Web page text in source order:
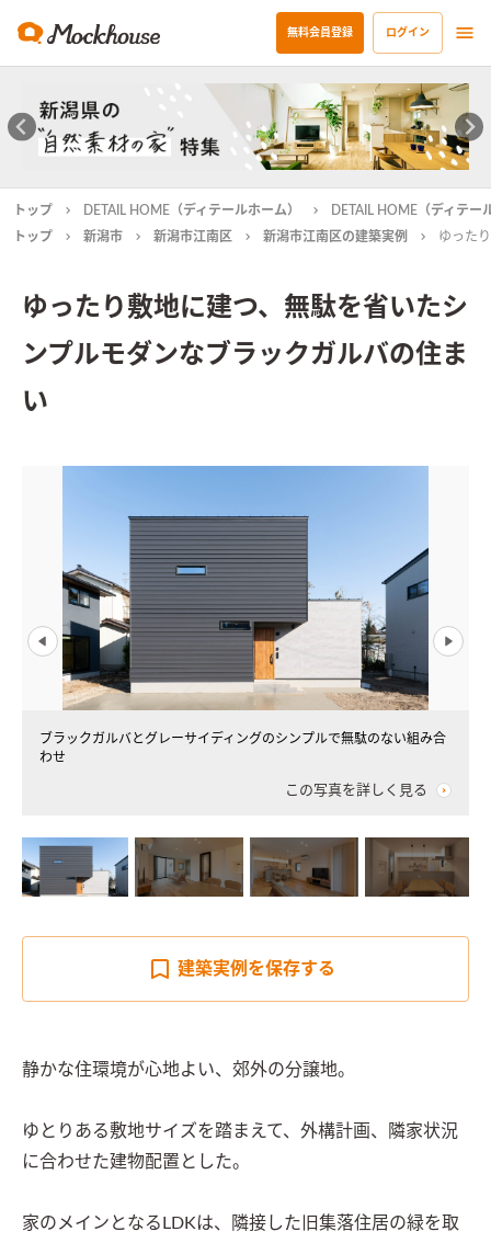
無料会員登録 ログイン
トップ DETAIL HOME（ディテールホーム）
DETAIL HOME（ディテ
トップ
新潟市 新潟市江南区 新潟市江南区の建築実例 ゆった
ゆったり敷地に建つ、無駄を省いたシ
ンプルモダンなブラックガルバの住ま
い
ブラックガルバとグレーサイディングのシンプルで無駄のない組み合
わせ
この写真を詳しく見る
建築実例を保存する
静かな住環境が心地よい、郊外の分譲地。
ゆとりある敷地サイズを踏まえて、外構計画、隣家状況
に合わせた建物配置とした。
家のメインとなるLDKは、隣接した旧集落住居の緑を取